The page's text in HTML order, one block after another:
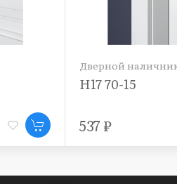
Дверной
Н17 70-15
537 ₽